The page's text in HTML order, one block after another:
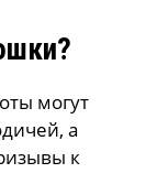
могут
а
к